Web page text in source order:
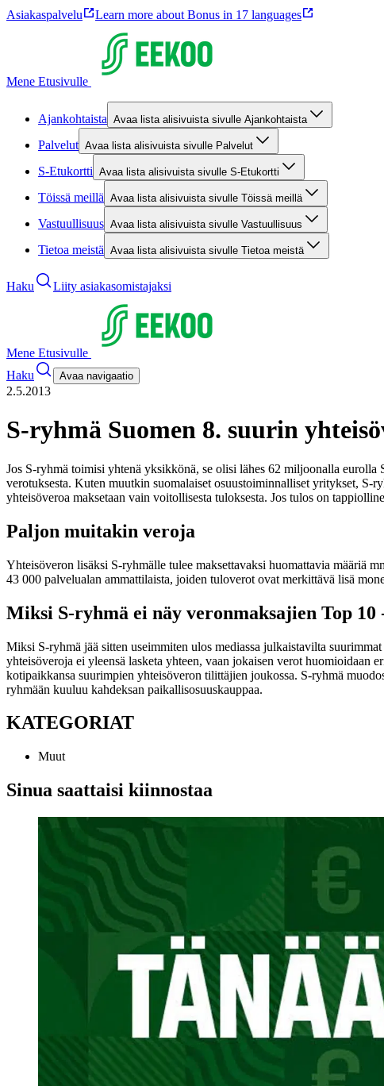
Asiakaspalvelu Learn more about Bonus in 17 languages
Mene Etusivulle
Ajankohtaista Avaa lista alisivuista sivulle Ajankohtaista
Palvelut Avaa lista alisivuista sivulle Palvelut
S-Etukortti Avaa lista alisivuista sivulle S-Etukortti
Töissä meillä Avaa lista alisivuista sivulle Töissä meillä
Vastuullisuus Avaa lista alisivuista sivulle Vastuullisuus
Tietoa meistä Avaa lista alisivuista sivulle Tietoa meistä
Haku Liity asiakasomistajaksi
Mene Etusivulle
Haku
Avaa navigaatio
2.5.2013
S-ryhmä Suomen 8. suurin
Jos S-ryhmä toimisi yhtenä yksikkönä, se olisi lähes 62 miljoonalla
verotuksesta. Kuten muutkin suomalaiset osuustoiminnalliset yritykset, S-
yhteisöveroa maksetaan vain voitollisesta tuloksesta. Jos tulos on
Paljon muitakin veroja
Yhteisöveron lisäksi S-ryhmälle tulee maksettavaksi huomattavia määriä
43 000 palvelualan ammattilaista, joiden tuloverot ovat merkittävä lisä
Miksi S-ryhmä ei näy veronmaksajien Top 10
Miksi S-ryhmä jää sitten useimmiten ulos mediassa julkaistavilta
yhteisöveroja ei yleensä lasketa yhteen, vaan jokaisen verot huomioidaan
kotipaikkansa suurimpien yhteisöveron tilittäjien joukossa. S-ryhmä
ryhmään kuuluu kahdeksan paikallisosuuskauppaa.
KATEGORIAT
Muut
Sinua saattaisi kiinnostaa